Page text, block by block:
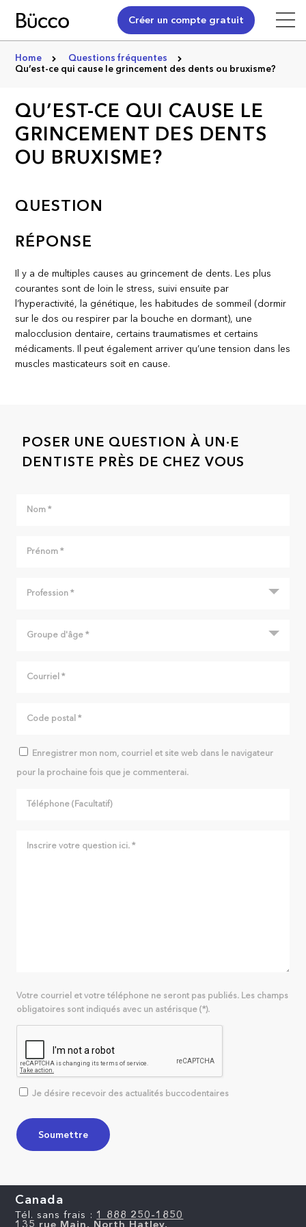
Créer un compte gratuit
Home
Questions fréquentes
Qu’est-­ce qui cause le grincement des dents ou bruxisme?
QU’EST-­CE QUI CAUSE LE
GRINCEMENT DES DENTS
OU BRUXISME?
QUESTION
RÉPONSE
Il y a de multiples causes au grincement de dents. Les plus
courantes sont de loin le stress, suivi ensuite par
l’hyperactivité, la génétique, les habitudes de sommeil (dormir
sur le dos ou respirer par la bouche en dormant), une
malocclusion dentaire, certains traumatismes et certains
médicaments. Il peut également arriver qu’une tension dans les
muscles masticateurs soit en cause.
POSER UNE QUESTION À UN·E
DENTISTE PRÈS DE CHEZ VOUS
Enregistrer mon nom, courriel et site web dans le navigateur
pour la prochaine fois que je commenterai.
Votre courriel et votre téléphone ne seront pas publiés. Les champs
obligatoires sont indiqués avec un astérisque (*).
Je désire recevoir des actualités buccodentaires
Canada
Tél. sans frais : 1 888 250-1850